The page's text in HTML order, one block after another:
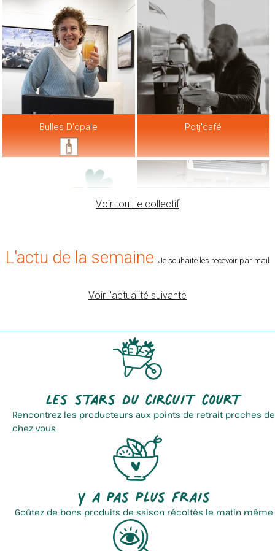
Bulles D'opale Potj'café
Coopérative Collectif Le... Côté Ferme
Brasserie Les Fils D'omer
Voir tout le collectif
L'actu de la semaine Je souhaite les recevoir par mail
Voir l'actualité suivante
Les stars du circuit court
Rencontrez les producteurs aux points de retrait proches de
chez vous
Y a pas plus frais
Goûtez de bons produits de saison récoltés le matin même